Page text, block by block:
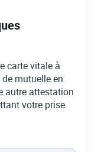
carte vitale à
mutuelle en
autre attestation
votre prise